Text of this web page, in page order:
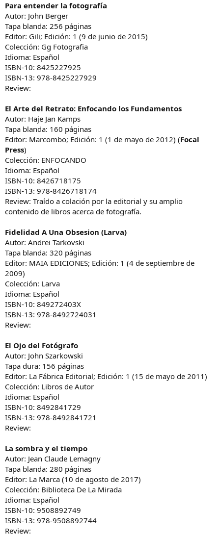
Para entender la fotografía
Autor: John Berger
Tapa blanda: 256 páginas
Editor: Gili; Edición: 1 (9 de junio de 2015)
Colección: Gg Fotografia
Idioma: Español
ISBN-10: 8425227925
ISBN-13: 978-8425227929
Review:
El Arte del Retrato: Enfocando los Fundamentos
Autor: Haje Jan Kamps
Tapa blanda: 160 páginas
Editor: Marcombo; Edición: 1 (1 de mayo de 2012) (Focal
Press)
Colección: ENFOCANDO
Idioma: Español
ISBN-10: 8426718175
ISBN-13: 978-8426718174
Review: Traído a colación por la editorial y su amplio
contenido de libros acerca de fotografía.
Fidelidad A Una Obsesion (Larva)
Autor: Andrei Tarkovski
Tapa blanda: 320 páginas
Editor: MAIA EDICIONES; Edición: 1 (4 de septiembre de
2009)
Colección: Larva
Idioma: Español
ISBN-10: 849272403X
ISBN-13: 978-8492724031
Review:
El Ojo del Fotógrafo
Autor: John Szarkowski
Tapa dura: 156 páginas
Editor: La Fábrica Editorial; Edición: 1 (15 de mayo de 2011)
Colección: Libros de Autor
Idioma: Español
ISBN-10: 8492841729
ISBN-13: 978-8492841721
Review:
La sombra y el tiempo
Autor: Jean Claude Lemagny
Tapa blanda: 280 páginas
Editor: La Marca (10 de agosto de 2017)
Colección: Biblioteca De La Mirada
Idioma: Español
ISBN-10: 9508892749
ISBN-13: 978-9508892744
Review: